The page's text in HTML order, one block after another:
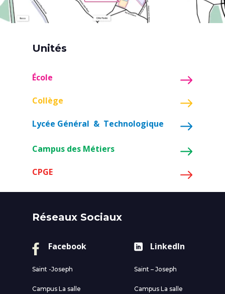
Unités
École
Collège
Lycée Général & Technologique
Campus des Métiers
CPGE
Réseaux Sociaux
Facebook
Saint -Joseph
Campus La salle
LinkedIn
Saint – Joseph
Campus La salle